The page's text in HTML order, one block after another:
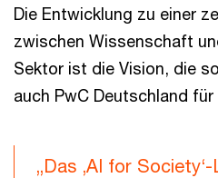
Die Entwicklung zu einer
zwischen Wissenschaft
Sektor ist die Vision, die
auch PwC Deutschland
„Das ‚AI for